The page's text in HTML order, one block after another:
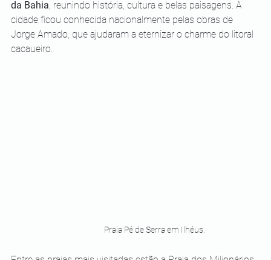
da Bahia, reunindo história, cultura e belas paisagens. A
cidade ficou conhecida nacionalmente pelas obras de
Jorge Amado, que ajudaram a eternizar o charme do litoral
cacaueiro.
Praia Pé de Serra em Ilhéus.